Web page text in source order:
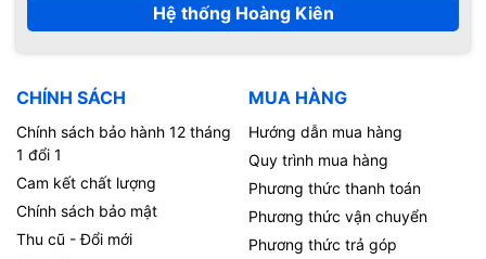
Hệ thống Hoàng Kiên
CHÍNH SÁCH
Chính sách bảo hành 12 tháng
1 đổi 1
Cam kết chất lượng
Chính sách bảo mật
Thu cũ - Đổi mới
MUA HÀNG
Hướng dẫn mua hàng
Quy trình mua hàng
Phương thức thanh toán
Phương thức vận chuyển
Phương thức trả góp